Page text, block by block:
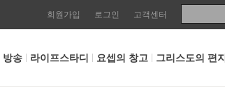
회원가입 로그인 고객센터
방송 라이프스타디 요셉의 창고 그리스도의 편지